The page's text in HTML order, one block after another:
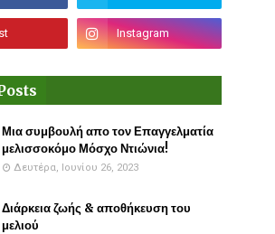
Μια συμβουλή απο τον Επαγγελματία
μελισσοκόμο Μόσχο Ντιώνια!
Δευτέρα, Ιουνίου 26, 2023
Διάρκεια ζωής & αποθήκευση του
μελιού